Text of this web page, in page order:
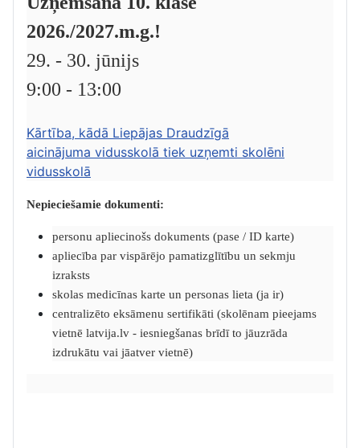
2026./2027.m.g.!
29. - 30. jūnijs
9:00 - 13:00
Kārtība, kādā Liepājas Draudzīgā
aicinājuma vidusskolā tiek uzņemti skolēni
vidusskolā
Nepieciešamie dokumenti:
personu apliecinošs dokuments (pase / ID karte)
apliecība par vispārējo pamatizglītību un sekmju
izraksts
skolas medicīnas karte un personas lieta (ja ir)
centralizēto eksāmenu sertifikāti (skolēnam pieejams
vietnē latvija.lv - iesniegšanas brīdī to jāuzrāda
izdrukātu vai jāatver vietnē)